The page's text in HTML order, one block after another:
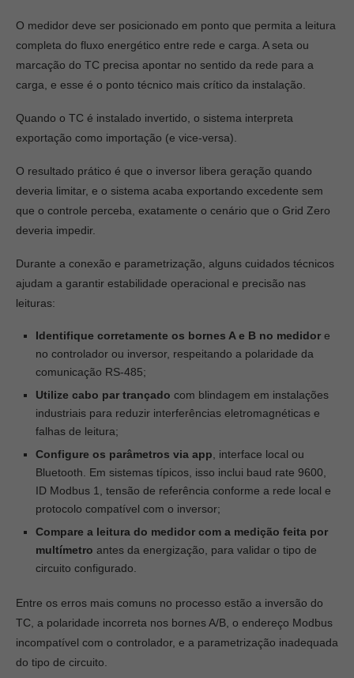
O medidor deve ser posicionado em ponto que permita a leitura
completa do fluxo energético entre rede e carga. A seta ou
marcação do TC precisa apontar no sentido da rede para a
carga, e esse é o ponto técnico mais crítico da instalação.
Quando o TC é instalado invertido, o sistema interpreta
exportação como importação (e vice-versa).
O resultado prático é que o inversor libera geração quando
deveria limitar, e o sistema acaba exportando excedente sem
que o controle perceba, exatamente o cenário que o Grid Zero
deveria impedir.
Durante a conexão e parametrização, alguns cuidados técnicos
ajudam a garantir estabilidade operacional e precisão nas
leituras:
Identifique corretamente os bornes A e B no medidor e
no controlador ou inversor, respeitando a polaridade da
comunicação RS-485;
Utilize cabo par trançado com blindagem em instalações
industriais para reduzir interferências eletromagnéticas e
falhas de leitura;
Configure os parâmetros via app , interface local ou
Bluetooth. Em sistemas típicos, isso inclui baud rate 9600,
ID Modbus 1, tensão de referência conforme a rede local e
protocolo compatível com o inversor;
Compare a leitura do medidor com a medição feita por
multímetro antes da energização, para validar o tipo de
circuito configurado.
Entre os erros mais comuns no processo estão a inversão do
TC, a polaridade incorreta nos bornes A/B, o endereço Modbus
incompatível com o controlador, e a parametrização inadequada
do tipo de circuito.